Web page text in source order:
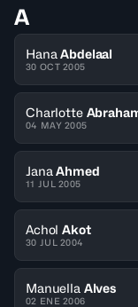
A
Hana Abdelaal
30 OCT 2005
Charlotte
04 MAY 2005
Jana Ahmed
11 JUL 2005
Achol Akot
30 JUL 2004
Manuella Alves
02 ENE 2006